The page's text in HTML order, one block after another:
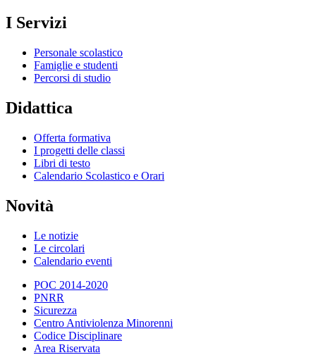
I Servizi
Personale scolastico
Famiglie e studenti
Percorsi di studio
Didattica
Offerta formativa
I progetti delle classi
Libri di testo
Calendario Scolastico e Orari
Novità
Le notizie
Le circolari
Calendario eventi
POC 2014-2020
PNRR
Sicurezza
Centro Antiviolenza Minorenni
Codice Disciplinare
Area Riservata